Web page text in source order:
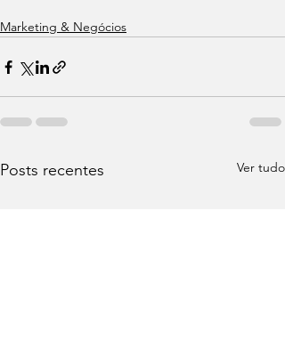
Marketing & Negócios
Posts recentes Ver tudo